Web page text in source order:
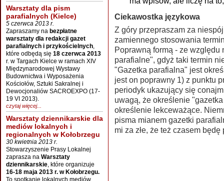
Warsztaty dla pism
parafialnych (Kielce)
5 czerwca 2013 r.
Zapraszamy na bezpłatne
warsztaty dla redakcji gazet
parafialnych i przykościelnych
które odbędą się 18 czerwca 2013
r. w Targach Kielce w ramach XIV
Międzynarodowej Wystawy
Budownictwa i Wyposażenia
Kościołów, Sztuki Sakralnej i
Dewocjonaliów SACROEXPO (17-
19 VI 2013).
czytaj więcej...
Warsztaty dziennikarskie dla
mediów lokalnych i
regionalnych w Kołobrzegu
30 kwietnia 2013 r.
Stowarzyszenie Prasy Lokalnej
zaprasza na Warsztaty
dziennikarskie , które organizuje
16-18 maja 2013 r. w Kołobrzegu.
To spotkanie lokalnych mediów
Ciekawostka językowa
Z góry przepraszam za
zamiennego stosowania
Poprawną formą - ze
parafialne", gdyż taki termin
"Gazetka parafialna" jest
jest on poprawny 1) z punktu
periodyk ukazujący się
uwagą, że określenie
określenie lekceważące.
pisma mianem gazetki
mi za złe, że też czasem